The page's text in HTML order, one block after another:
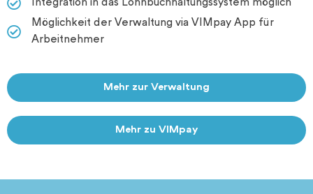
Integration in das Lohnbuchhaltungssystem möglich
Möglichkeit der Verwaltung via VIMpay App für
Arbeitnehmer
Mehr zur Verwaltung
Mehr zu VIMpay